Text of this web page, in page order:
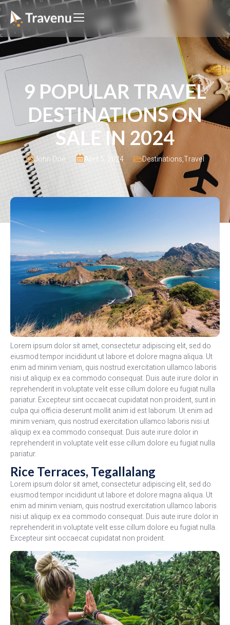
9 POPULAR TRAVEL
DESTINATIONS ON
SALE IN 2024
John Doe April 5, 2024 Destinations,Travel
Lorem ipsum dolor sit amet, consectetur adipiscing elit, sed do
eiusmod tempor incididunt ut labore et dolore magna aliqua. Ut
enim ad minim veniam, quis nostrud exercitation ullamco laboris
nisi ut aliquip ex ea commodo consequat. Duis aute irure dolor in
reprehenderit in voluptate velit esse cillum dolore eu fugiat nulla
pariatur. Excepteur sint occaecat cupidatat non proident, sunt in
culpa qui officia deserunt mollit anim id est laborum. Ut enim ad
minim veniam, quis nostrud exercitation ullamco laboris nisi ut
aliquip ex ea commodo consequat. Duis aute irure dolor in
reprehenderit in voluptate velit esse cillum dolore eu fugiat nulla
pariatur.
Rice Terraces, Tegallalang
Lorem ipsum dolor sit amet, consectetur adipiscing elit, sed do
eiusmod tempor incididunt ut labore et dolore magna aliqua. Ut
enim ad minim veniam, quis nostrud exercitation ullamco laboris
nisi ut aliquip ex ea commodo consequat. Duis aute irure dolor in
reprehenderit in voluptate velit esse cillum dolore eu fugiat nulla.
Excepteur sint occaecat cupidatat non proident.